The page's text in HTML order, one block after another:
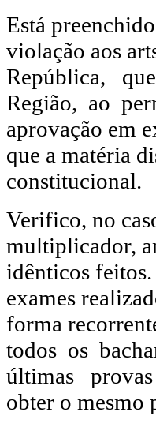
Está
violação aos
República,
Região, ao
aprovação em
que a matéria
constitucional.
Verifico, no
multiplicador,
idênticos
exames
forma
todos os
últimas provas
obter o